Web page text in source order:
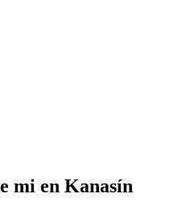
mi en Kanasín